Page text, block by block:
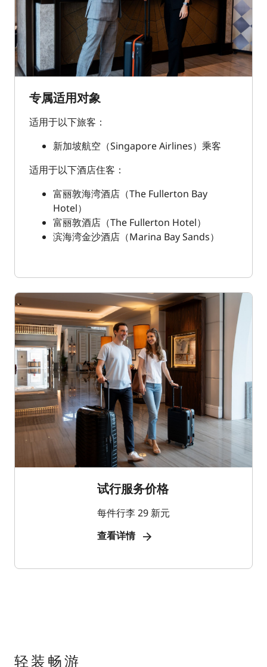
专属适用对象
适用于以下旅客：
新加坡航空（Singapore Airlines）乘客
适用于以下酒店住客：
富丽敦海湾酒店（The Fullerton Bay
Hotel）
富丽敦酒店（The Fullerton Hotel）
滨海湾金沙酒店（Marina Bay Sands）
试行服务价格
每件行李 29 新元
查看详情
轻装畅游